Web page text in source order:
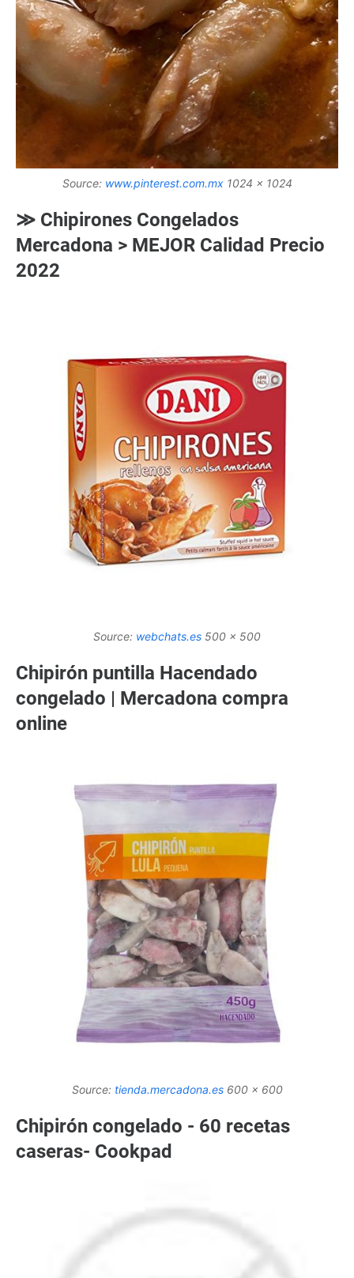
Source: www.pinterest.com.mx1024 x 1024
≫ Chipirones Congelados
Mercadona > MEJOR Calidad Precio
2022
Source: webchats.es 500 x 500
Chipirón puntilla Hacendado
congelado | Mercadona compra
online
Source: tienda.mercadona.es600 x 600
Chipirón congelado - 60 recetas
caseras- Cookpad